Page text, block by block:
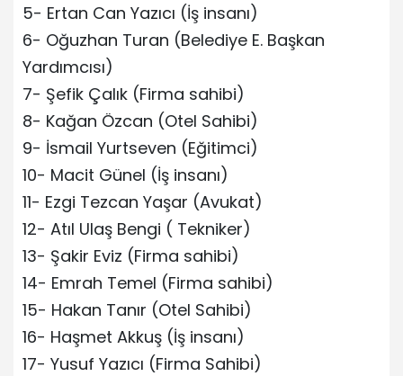
5- Ertan Can Yazıcı (İş insanı)
6- Oğuzhan Turan (Belediye E. Başkan
Yardımcısı)
7- Şefik Çalık (Firma sahibi)
8- Kağan Özcan (Otel Sahibi)
9- İsmail Yurtseven (Eğitimci)
10- Macit Günel (İş insanı)
11- Ezgi Tezcan Yaşar (Avukat)
12- Atıl Ulaş Bengi ( Tekniker)
13- Şakir Eviz (Firma sahibi)
14- Emrah Temel (Firma sahibi)
15- Hakan Tanır (Otel Sahibi)
16- Haşmet Akkuş (İş insanı)
17- Yusuf Yazıcı (Firma Sahibi)